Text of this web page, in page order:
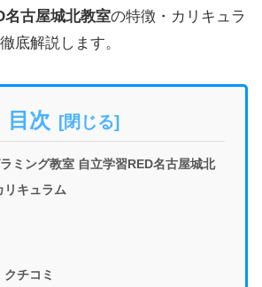
名古屋城北教室の特徴・カリキュラ
底解説します。
目次
ミング教室 自立学習RED名古屋城北
リキュラム
チコミ